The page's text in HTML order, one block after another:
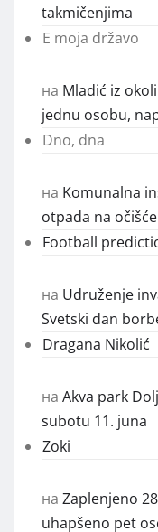
takmičenjima
E moja državo
на Mladić iz
jednu osobu,
Dno, dna
на Komunalna
otpada na
Football
на Udruženje
Svetski dan
Dragana Nikolić
на Akva park
subotu 11. juna
Zoki
на Zaplenjeno
uhapšeno pet